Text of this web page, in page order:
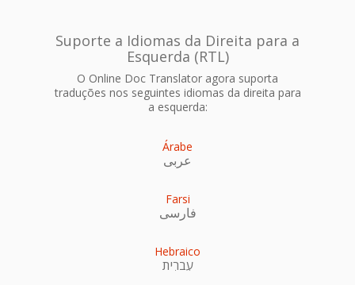
Suporte a Idiomas da Direita para a
Esquerda (RTL)
O Online Doc Translator agora suporta
traduções nos seguintes idiomas da direita para
a esquerda:
Árabe
عربى
Farsi
فارسی
Hebraico
עִברִית